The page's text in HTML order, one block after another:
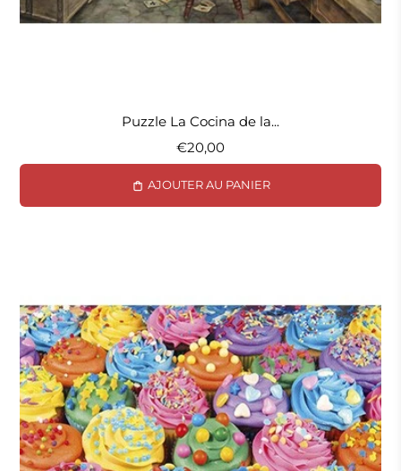
Puzzle La Cocina de la...
€20,00
AJOUTER AU PANIER